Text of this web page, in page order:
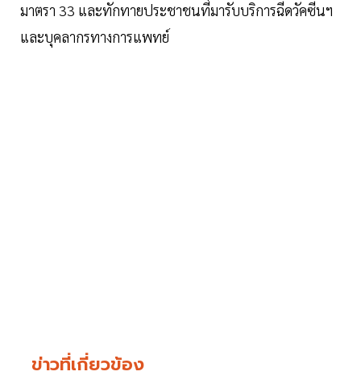
มาตรา 33 และทักทายประชาชนที่มารับบริการฉีดวัคซีนฯ
และบุคลากรทางการแพทย์
ข่าวที่เกี่ยวข้อง